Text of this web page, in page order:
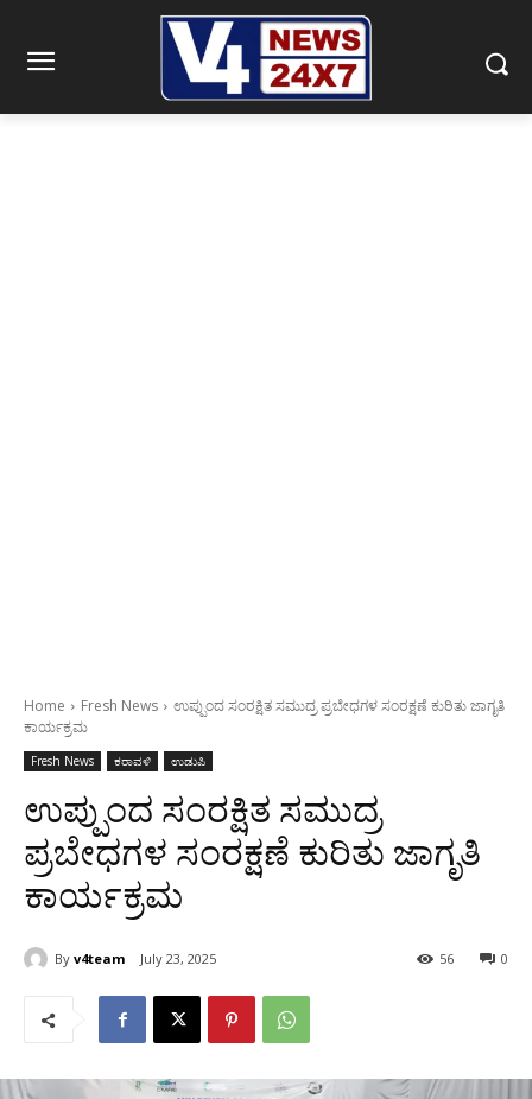
Home Fresh News
ಉಪ್ಪುಂದ ಸಂರಕ್ಷಿತ ಸಮುದ್ರ ಪ್ರಬೇಧಗಳ ಸಂರಕ್ಷಣೆ ಕುರಿತು ಜಾಗೃತಿ
ಕಾರ್ಯಕ್ರಮ
Fresh News ಕರಾವಳಿ ಉಡುಪಿ
ಉಪ್ಪುಂದ ಸಂರಕ್ಷಿತ ಸಮುದ್ರ
ಪ್ರಬೇಧಗಳ ಸಂರಕ್ಷಣೆ ಕುರಿತು ಜಾಗೃತಿ
ಕಾರ್ಯಕ್ರಮ
By v4team July 23, 2025 0
56